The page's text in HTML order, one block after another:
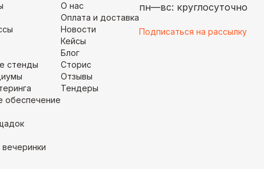
стенды
обеспечение
О нас
Оплата и доставка
Новости
Кейсы
Блог
Сторис
Отзывы
Тендеры
пн—вс: круглосуточно
Подписаться на рассылку